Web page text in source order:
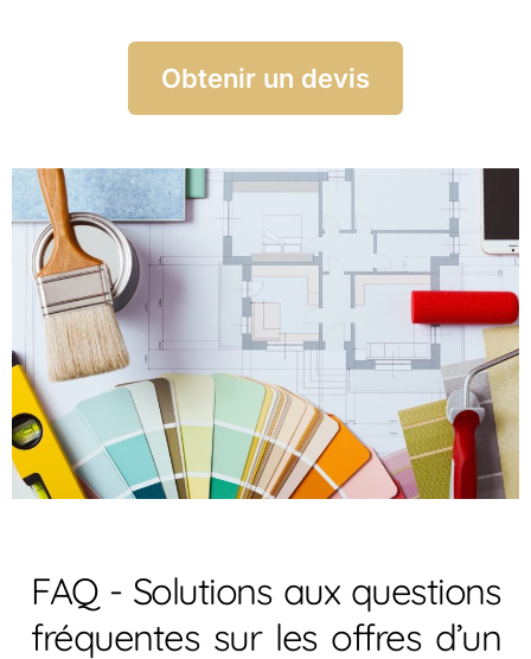
Obtenir un devis
FAQ - Solutions aux questions
fréquentes sur les offres d’un